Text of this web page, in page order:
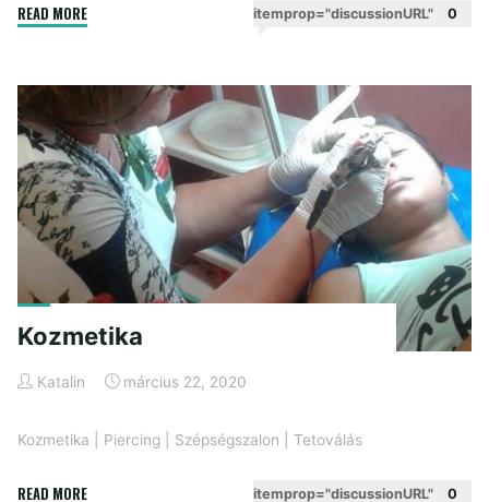
READ MORE"Sírcsokor
itemprop="discussionURL" 0
Kozmetika
Katalin március 22, 2020
Kozmetika Piercing Szépségszalon Tetoválás
READ MORE"Kozmetika" itemprop="discussionURL" 0